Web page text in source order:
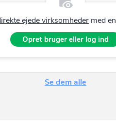
Se dem alle
ejede virksomhedermed en
Opret bruger eller log ind